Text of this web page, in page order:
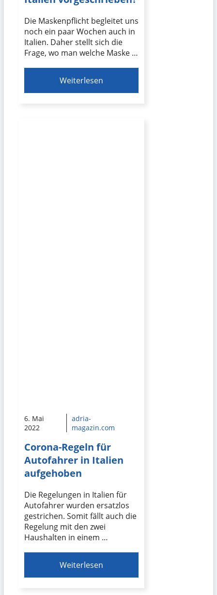
Die Maskenpflicht begleitet uns
noch ein paar Wochen auch in
Italien. Daher stellt sich die
Frage, wo man welche Maske …
Weiterlesen
6. Mai
2022
adria-
magazin.com
Corona-Regeln für
Autofahrer in Italien
aufgehoben
Die Regelungen in Italien für
Autofahrer wurden ersatzlos
gestrichen. Somit fällt auch die
Regelung mit den zwei
Haushalten in einem …
Weiterlesen